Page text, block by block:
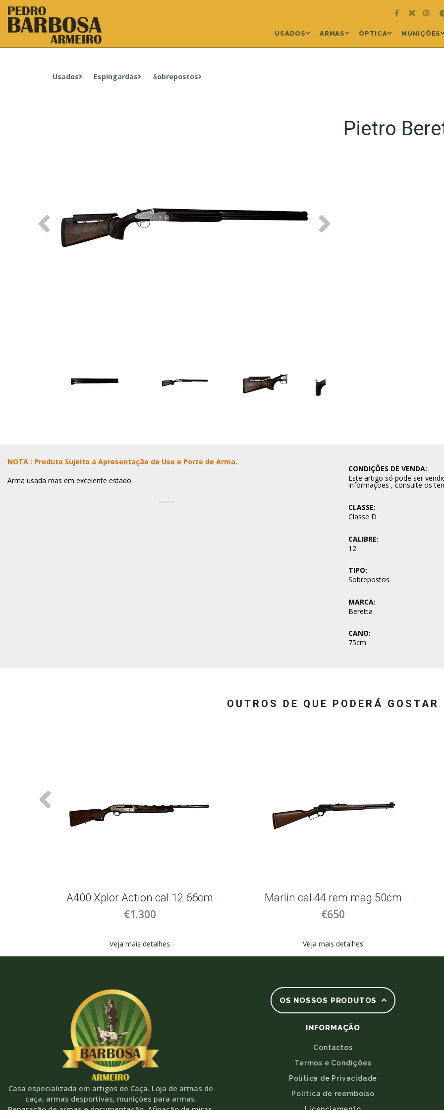
USADOS ARMAS ÓPTICA MUNIÇÕES
Usados Espingardas Sobrepostos
Pietro
NOTA : Produto Sujeito a Apresentação de Uso e Porte de Arma.
Arma usada mas em excelente estado.
CONDIÇÕES DE VENDA:
Este artigo só pode ser
informações , consulte os
CLASSE:
Classe D
CALIBRE:
12
TIPO:
Sobrepostos
MARCA:
Beretta
CANO:
75cm
OUTROS DE QUE PODERÁ GOSTAR
A400 Xplor Action cal.12 66cm
€1.300
Veja mais detalhes
Marlin cal.44 rem mag 50cm
€650
Veja mais detalhes
Casa especializada em artigos de Caça. Loja de armas de
caça, armas desportivas, munições para armas.
OS NOSSOS PRODUTOS
INFORMAÇÃO
Contactos
Termos e Condições
Política de Privacidade
Politica de reembolso